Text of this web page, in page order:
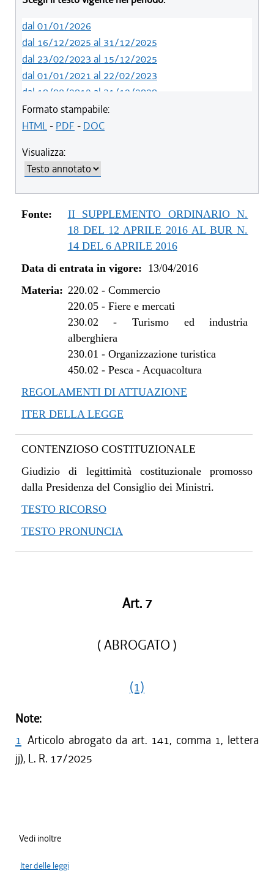
dal 01/01/2026
dal 16/12/2025 al 31/12/2025
dal 23/02/2023 al 15/12/2025
dal 01/01/2021 al 22/02/2023
dal 10/08/2019 al 31/12/2020
dal 11/07/2019 al 09/08/2019
dal 01/01/2018 al 10/07/2019
dal 18/05/2017 al 26/07/2017
dal 09/02/2017 al 17/05/2017
dal 09/01/2017 al 08/02/2017
dal 15/12/2016 al 08/01/2017
dal 13/08/2016 al 14/12/2016
dal 13/04/2016 al 12/08/2016
Formato stampabile:
HTML- PDF - DOC
Visualizza:
Fonte:
II SUPPLEMENTO ORDINARIO N.
18 DEL 12 APRILE 2016 AL BUR N.
14 DEL 6 APRILE 2016
Data di entrata in vigore: 13/04/2016
Materia: 220.02 - Commercio
220.05- Fiere e mercati
230.02 -Turismo ed industria
alberghiera
230.01 - Organizzazione turistica
450.02 - Pesca - Acquacoltura
REGOLAMENTI DI ATTUAZIONE
ITER DELLA LEGGE
CONTENZIOSO COSTITUZIONALE
Giudizio di legittimità costituzionale promosso
dalla Presidenza del Consiglio dei Ministri.
TESTO RICORSO
TESTO PRONUNCIA
Art. 7
( ABROGATO )
(1)
Note:
1 Articolo abrogato da art. 141, comma 1, lettera
jj), L. R. 17/2025
Vedi inoltre
Iter delle leggi